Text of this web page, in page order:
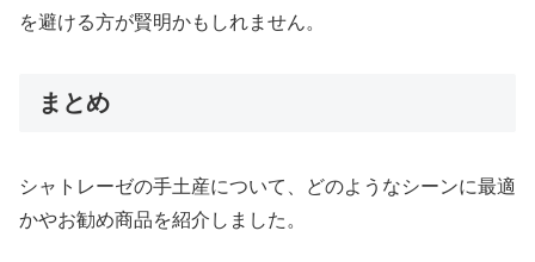
を避ける方が賢明かもしれません。
まとめ
シャトレーゼの手土産について、どのようなシーンに最適
かやお勧め商品を紹介しました。